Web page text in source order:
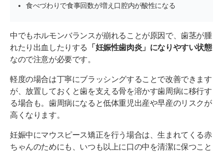
食べづわりで食事回数が増え口腔内が酸性になる
中でもホルモンバランスが崩れることが原因で、歯茎が腫
れたり出血したりする
「妊娠性歯肉炎」になりやすい状態
なので注意が必要です。
軽度の場合は丁寧にブラッシングすることで改善できます
が、放置しておくと歯を支える骨を溶かす歯周病に移行す
る場合も。歯周病になると低体重児出産や早産のリスクが
高くなります。
妊娠中にマウスピース矯正を行う場合は、生まれてくる赤
ちゃんのためにも、いつも以上に口の中を清潔に保つこと